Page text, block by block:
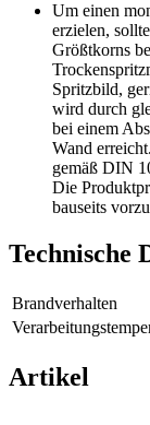
Um einen
erzielen,
Größtkorns
Spritzbild,
wird durch
bei einem
Wand
gemäß DIN
Die
bauseits
Technische
Brandverhalten
Artikel